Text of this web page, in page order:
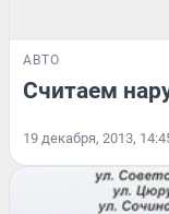
АВТО
Считаем
19 декабря, 2013,